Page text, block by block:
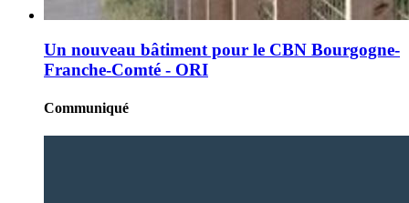
Un nouveau bâtiment pour le CBN Bourgogne-
Franche-Comté - ORI
Communiqué